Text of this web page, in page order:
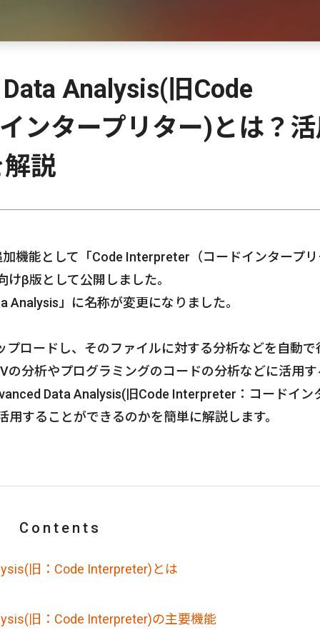
Analysis(旧Code
ンタープリター)とは？
説
機能として「Code Interpreter（コードインタープ
β版として公開しました。
」に名称が変更になりました。
ロードし、そのファイルに対する分析などを自動で
の分析やプログラミングのコードの分析などに活用
Data Analysis(旧Code Interpreter：コードイン
することができるのかを簡単に解説します。
Contents
旧：Code Interpreter)とは
旧：Code Interpreter)の主要機能